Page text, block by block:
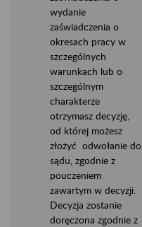
wydanie
zaświadczenia o
okresach pracy w
szczególnych
warunkach lub o
szczególnym
charakterze
otrzymasz decyzję,
od której możesz
złożyć odwołanie do
sądu, zgodnie z
pouczeniem
zawartym w decyzji.
Decyzja zostanie
doręczona zgodnie z